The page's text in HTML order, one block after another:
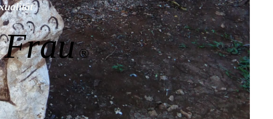
FAQ Fragen &
Antworten
®